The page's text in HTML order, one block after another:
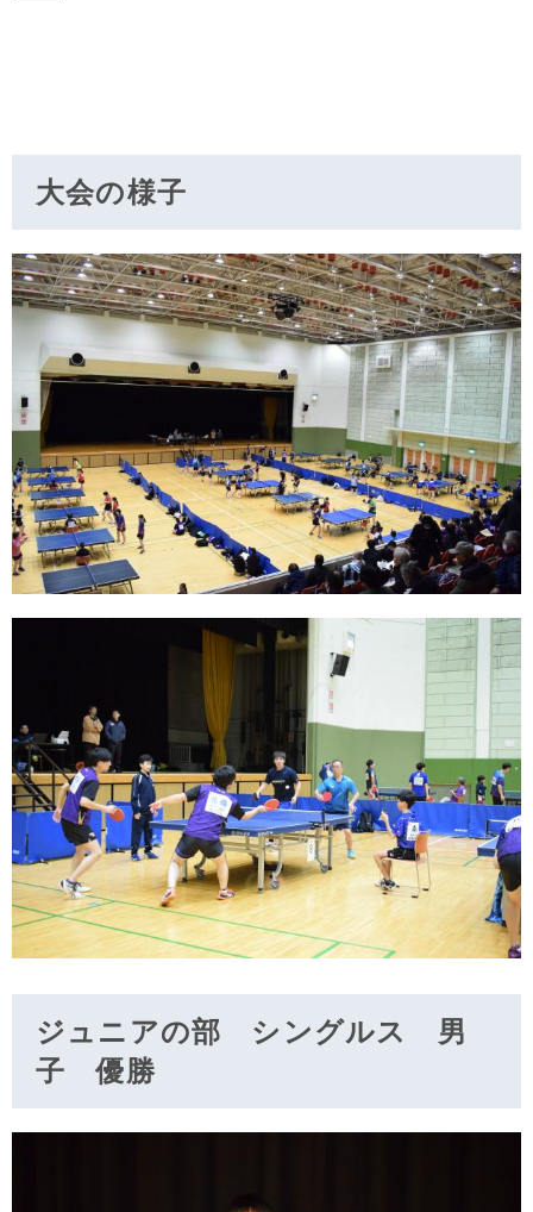
大会の様子
ジュニアの部 シングルス 男
子 優勝